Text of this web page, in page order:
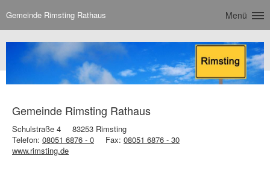
Gemeinde Rimsting Rathaus Menü
Gemeinde Rimsting Rathaus
Schulstraße 4
83253 Rimsting
Telefon: 08051 6876 - 0 Fax: 08051 6876 - 30
www.rimsting.de